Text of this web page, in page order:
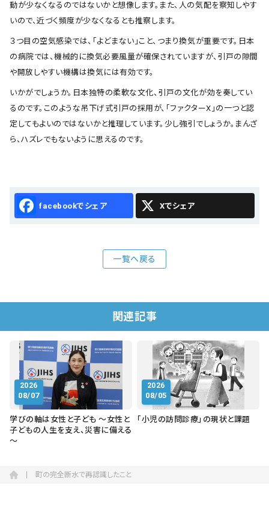
動が少なくなるのではないかと想像します。また、人の気配を察知しやす
いので、近づく頻度が少なくなるとも推察します。
３つ目の空気感染では、「よどまない」こと、つまり換気が重要です。日本
の病院では、機械的に換気必要風量が確保されていますが、引戸の隙間
や開放しやすい機構は換気には有効です。
いかがでしょうか。日本独特の柔軟な文化、引戸の文化が効を奏してい
るのです。このような吊下げ式引戸の採用が、「ファクターⅩ」の一つと認
定してもよいのではないかと推理しています。少し強引でしょうか。まんざ
ら、ハズレでもないように思えるのです。
Facebook X
一覧へ戻る
関連記事
2026
08/07
学びの軸は女性と子ども ～女性と
子どもの人生を支え、災害に備える
～
2026
08/05
「小児の訪問診療」の現状と課題
町の完全断水で再認識したこと